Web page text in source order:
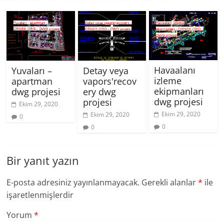
Yuvaları –
apartman
dwg projesi
Ekim 29, 2020
0
Detay veya
vapors'recov
ery dwg
projesi
Ekim 29, 2020
0
Havaalanı
izleme
ekipmanları
dwg projesi
Ekim 29, 2020
0
Bir yanıt yazın
E-posta adresiniz yayınlanmayacak. Gerekli alanlar* ile
işaretlenmişlerdir
Yorum*